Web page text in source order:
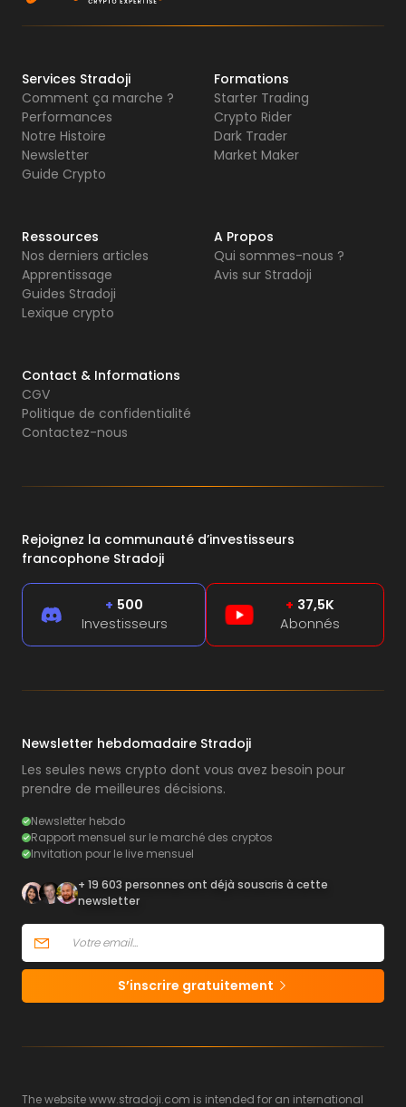
Services Stradoji
Comment ça marche ?
Performances
Notre Histoire
Newsletter
Guide Crypto
Formations
Starter Trading
Crypto Rider
Dark Trader
Market Maker
Ressources
Nos derniers articles
Apprentissage
Guides Stradoji
Lexique crypto
A Propos
Qui sommes-nous ?
Avis sur Stradoji
Contact & Informations
CGV
Politique de confidentialité
Contactez-nous
Rejoignez la communauté d’investisseurs
francophone Stradoji
+ 500
Investisseurs
+ 37,5K
Abonnés
Newsletter hebdomadaire Stradoji
Les seules news crypto dont vous avez besoin pour
prendre de meilleures décisions.
Newsletter hebdo
Rapport mensuel sur le marché des cryptos
Invitation pour le live mensuel
+ 19 603 personnes ont déjà souscris à cette
newsletter
S’inscrire gratuitement
The website www.stradoji.com is intended for an international